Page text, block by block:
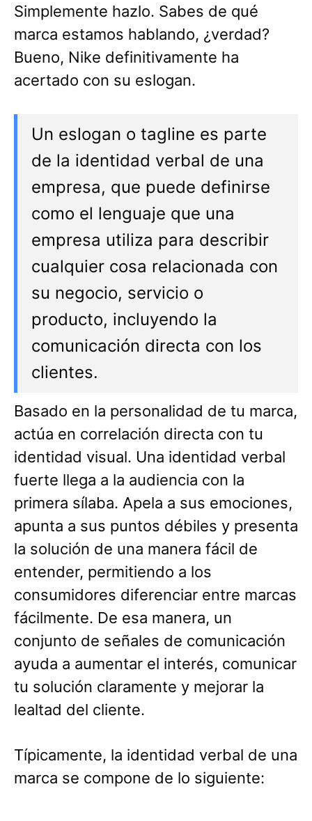
Simplemente hazlo. Sabes de qué
marca estamos hablando, ¿verdad?
Bueno, Nike definitivamente ha
acertado con su eslogan.
Un eslogan o tagline es parte
de la identidad verbal de una
empresa, que puede definirse
como el lenguaje que una
empresa utiliza para describir
cualquier cosa relacionada con
su negocio, servicio o
producto, incluyendo la
comunicación directa con los
clientes.
Basado en la personalidad de tu marca,
actúa en correlación directa con tu
identidad visual. Una identidad verbal
fuerte llega a la audiencia con la
primera sílaba. Apela a sus emociones,
apunta a sus puntos débiles y presenta
la solución de una manera fácil de
entender, permitiendo a los
consumidores diferenciar entre marcas
fácilmente. De esa manera, un
conjunto de señales de comunicación
ayuda a aumentar el interés, comunicar
tu solución claramente y mejorar la
lealtad del cliente.
Típicamente, la identidad verbal de una
marca se compone de lo siguiente: